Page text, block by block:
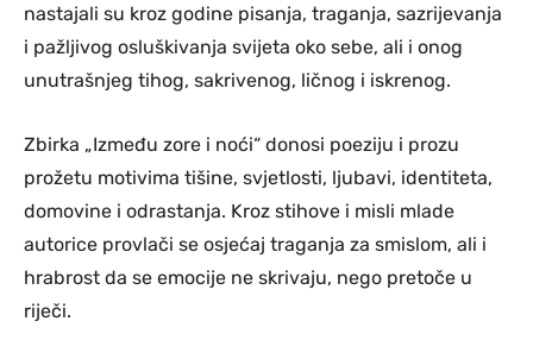
nastajali su kroz godine pisanja, traganja, sazrijevanja
i pažljivog osluškivanja svijeta oko sebe, ali i onog
unutrašnjeg tihog, sakrivenog, ličnog i iskrenog.
Zbirka „Između zore i noći“ donosi poeziju i prozu
prožetu motivima tišine, svjetlosti, ljubavi, identiteta,
domovine i odrastanja. Kroz stihove i misli mlade
autorice provlači se osjećaj traganja za smislom, ali i
hrabrost da se emocije ne skrivaju, nego pretoče u
riječi.